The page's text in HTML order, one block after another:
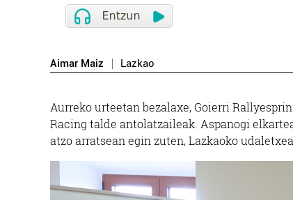
Aimar Maiz Lazkao
Aurreko urteetan bezalaxe, Goierri
Racing talde antolatzaileak. Aspanogi
atzo arratsean egin zuten, Lazkaoko